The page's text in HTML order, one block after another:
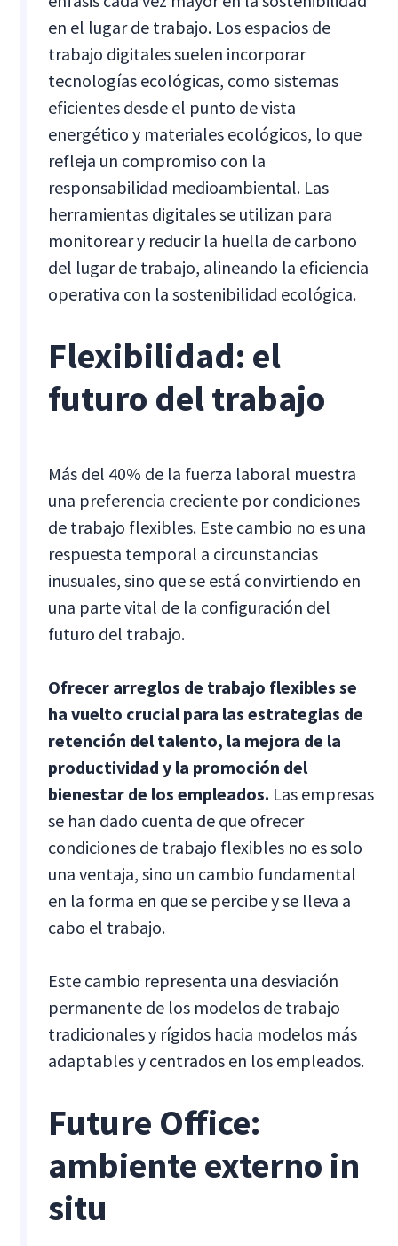
en el lugar de trabajo. Los espacios de
trabajo digitales suelen incorporar
tecnologías ecológicas, como sistemas
eficientes desde el punto de vista
energético y materiales ecológicos, lo que
refleja un compromiso con la
responsabilidad medioambiental. Las
herramientas digitales se utilizan para
monitorear y reducir la huella de carbono
del lugar de trabajo, alineando la eficiencia
operativa con la sostenibilidad ecológica.
Flexibilidad: el
futuro del trabajo
Más del 40% de la fuerza laboral muestra
una preferencia creciente por condiciones
de trabajo flexibles. Este cambio no es una
respuesta temporal a circunstancias
inusuales, sino que se está convirtiendo en
una parte vital de la configuración del
futuro del trabajo.
Ofrecer arreglos de trabajo flexibles se
ha vuelto crucial para las estrategias de
retención del talento, la mejora de la
productividad y la promoción del
bienestar de los empleados. Las empresas
se han dado cuenta de que ofrecer
condiciones de trabajo flexibles no es solo
una ventaja, sino un cambio fundamental
en la forma en que se percibe y se lleva a
cabo el trabajo.
Este cambio representa una desviación
permanente de los modelos de trabajo
tradicionales y rígidos hacia modelos más
adaptables y centrados en los empleados.
Future Office:
ambiente externo in
situ